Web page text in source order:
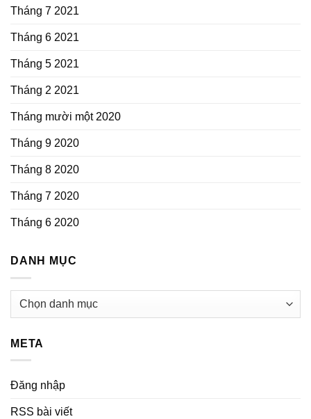
Tháng 7 2021
Tháng 6 2021
Tháng 5 2021
Tháng 2 2021
Tháng mười một 2020
Tháng 9 2020
Tháng 8 2020
Tháng 7 2020
Tháng 6 2020
DANH MỤC
Danh
META
Đăng nhập
RSS bài viết